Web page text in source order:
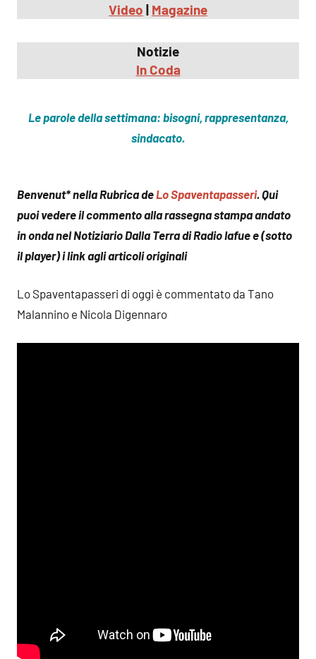
Video | Magazine
Notizie
In Coda
Le parole della settimana: bisogni, rappresentanza,
sindacato.
Benvenut* nella Rubrica de Lo Spaventapasseri. Qui
puoi vedere il commento alla rassegna stampa andato
in onda nel Notiziario Dalla Terra di Radio Iafue e (sotto
il player) i link agli articoli originali
Lo Spaventapasseri di oggi è commentato da Tano
Malannino e Nicola Digennaro